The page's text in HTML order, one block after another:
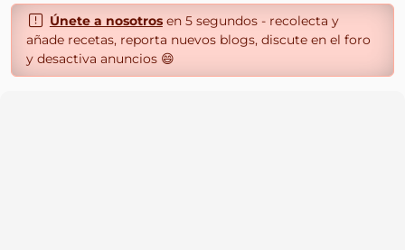
Únete a nosotrosen 5 segundos - recolecta y
añade recetas, reporta nuevos blogs, discute en el foro
y desactiva anuncios 😄